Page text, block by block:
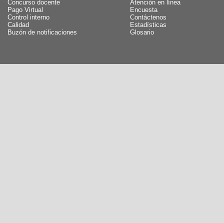
Concurso docente
Pago Virtual
Control interno
Calidad
Buzón de notificaciones
Atención en línea
Encuesta
Contáctenos
Estadísticas
Glosario